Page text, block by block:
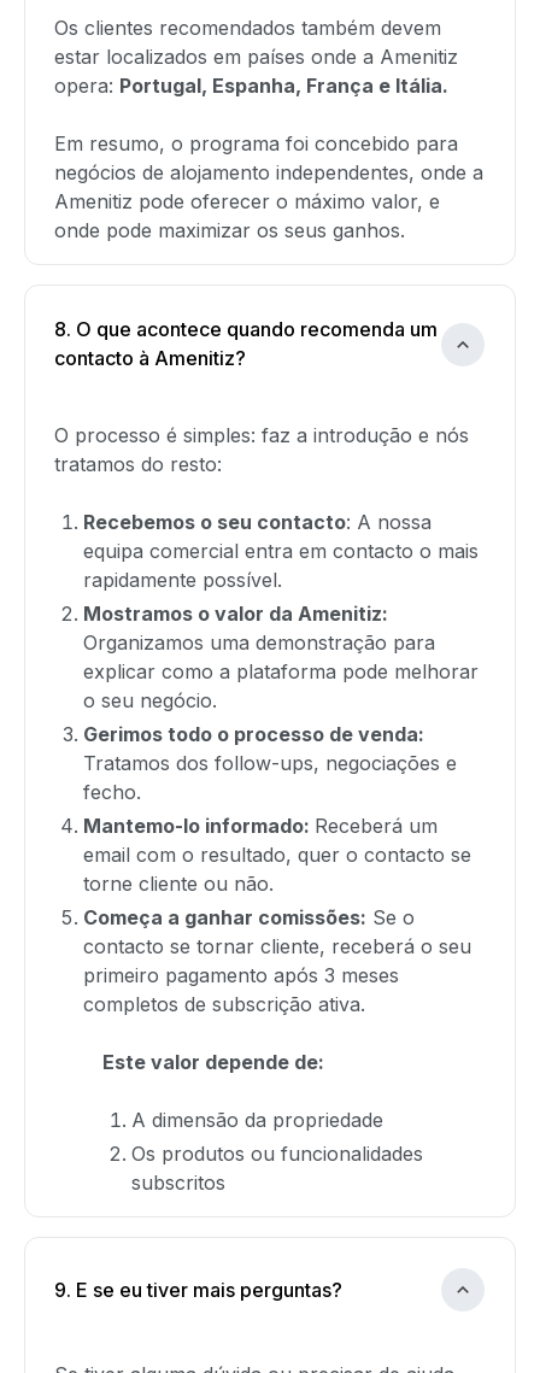
Os clientes recomendados também devem
estar localizados em países onde a Amenitiz
opera: Portugal, Espanha, França e Itália.
Em resumo, o programa foi concebido para
negócios de alojamento independentes, onde a
Amenitiz pode oferecer o máximo valor, e
onde pode maximizar os seus ganhos.
8. O que acontece quando recomenda um
contacto à Amenitiz?
O processo é simples: faz a introdução e nós
tratamos do resto:
Recebemos o seu contacto: A nossa
equipa comercial entra em contacto o mais
rapidamente possível.
Mostramos o valor da Amenitiz:
Organizamos uma demonstração para
explicar como a plataforma pode melhorar
o seu negócio.
Gerimos todo o processo de venda:
Tratamos dos follow-ups, negociações e
fecho.
Mantemo-lo informado: Receberá um
email com o resultado, quer o contacto se
torne cliente ou não.
Começa a ganhar comissões: Se o
contacto se tornar cliente, receberá o seu
primeiro pagamento após 3 meses
completos de subscrição ativa.
Este valor depende de:
A dimensão da propriedade
Os produtos ou funcionalidades
subscritos
9. E se eu tiver mais perguntas?